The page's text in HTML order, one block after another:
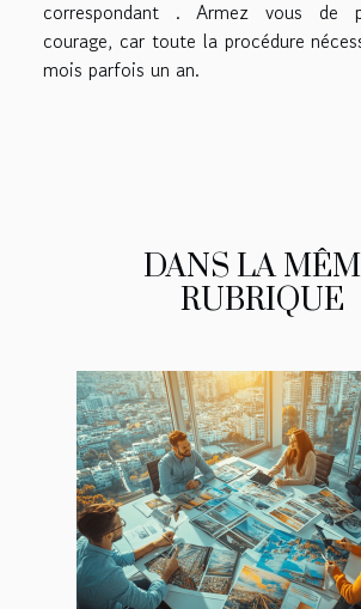
correspondant . Armez vous de
courage, car toute la procédure
mois parfois un an.
DANS LA
RUBRIQUE